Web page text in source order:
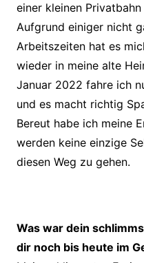
einer kleinen
Aufgrund einiger nicht
Arbeitszeiten hat es
wieder in meine alte
Januar 2022 fahre ich
und es macht richtig
Bereut habe ich meine
werden keine einzige
diesen Weg zu gehen.
Was war dein
dir noch bis heute im